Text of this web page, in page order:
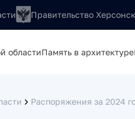
Правительство
областиПамять в архитектуре
Распоряжения за 2024